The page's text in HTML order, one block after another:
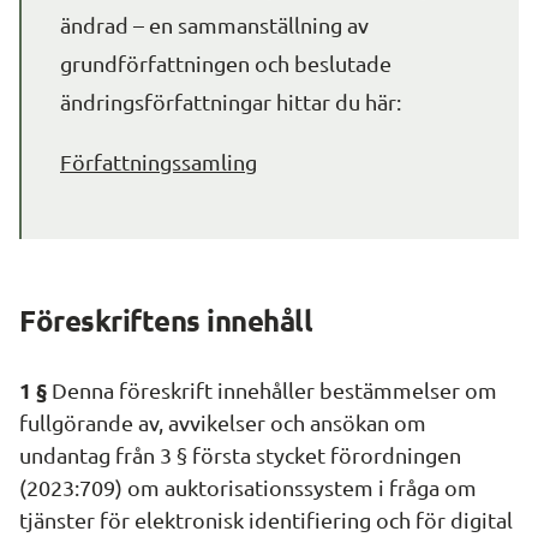
ändrad – en sammanställning av
grundförfattningen och beslutade
ändringsförfattningar hittar du här:
Författningssamling
Föreskriftens innehåll
1 § Denna föreskrift innehåller bestämmelser om
fullgörande av, avvikelser och ansökan om
undantag från 3 § första stycket förordningen
(2023:709) om auktorisationssystem i fråga om
tjänster för elektronisk identifiering och för digital